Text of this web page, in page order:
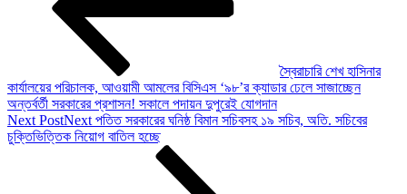
স্বৈরাচারি শেখ হাসিনার
কার্যালয়ের পরিচালক, আওয়ামী আমলের বিসিএস ‘৯৮’র ক্যাডার ঢেলে সাজাচ্ছেন
অন্তর্বর্তী সরকারের প্রশাসন! সকালে পদায়ন দুপুরেই যোগদান
Next PostNext পতিত সরকারের ঘনিষ্ঠ বিমান সচিবসহ ১৯ সচিব, অতি. সচিবের
চুক্তিভিত্তিক নিয়োগ বাতিল হচ্ছে